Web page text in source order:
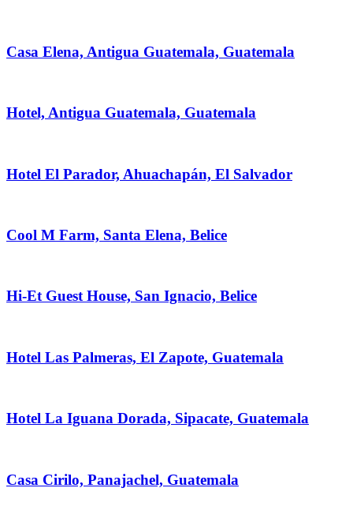
Casa Elena, Antigua Guatemala, Guatemala
Hotel, Antigua Guatemala, Guatemala
Hotel El Parador, Ahuachapán, El Salvador
Cool M Farm, Santa Elena, Belice
Hi-Et Guest House, San Ignacio, Belice
Hotel Las Palmeras, El Zapote, Guatemala
Hotel La Iguana Dorada, Sipacate, Guatemala
Casa Cirilo, Panajachel, Guatemala